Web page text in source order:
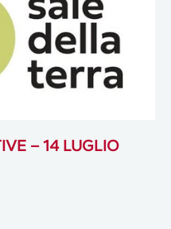
– 14 LUGLIO